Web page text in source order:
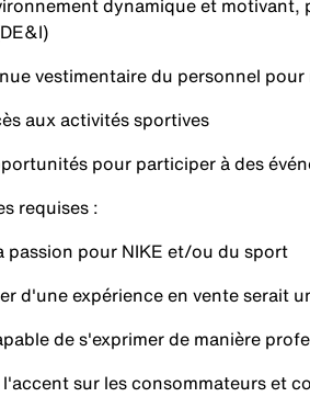
dynamique et motivant,
vestimentaire du personnel pour
aux activités sportives
pour participer à des
requises :
pour NIKE et/ou du sport
expérience en vente serait
de s'exprimer de manière
sur les consommateurs et